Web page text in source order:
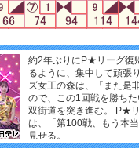
約2年ぶりにP★リーグ復
るように、集中して頑張
ズ女王の森は、「また是
ので、この1回戦を勝ち
双街道を突き進む。 P★
は、「第100戦、もう本
見せる。